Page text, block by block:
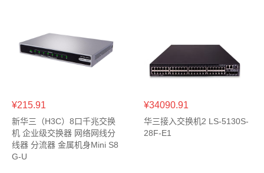
¥215.91
新华三（H3C）8口千兆交换
机 企业级交换器 网络网线分
线器 分流器 金属机身Mini S8
G-U
¥34090.91
华三接入交换机2 LS-5130S-
28F-E1